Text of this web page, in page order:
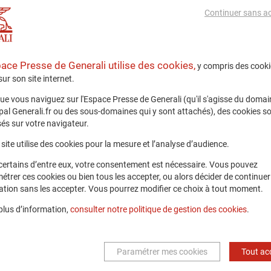
2026
group
de la Data et de l’IA 2026 : découvrez le
2026
langue à l’autre : le parcours d’Afraa
Presse de Generali utilise des cookies,y compris des
son site internet.
vous naviguez sur l'Espace Presse de Generali (qu'il s'agisse du
Generali.fr ou des sous-domaines qui y sont attachés), des cookies
sur votre navigateur.
utilise des cookies pour la mesure et l’analyse d’audience.
d’entre eux, votre consentement est nécessaire. Vous pouvez
ces cookies ou bien tous les accepter, ou alors décider de
sans les accepter. Vous pourrez modifier ce choix à tout moment.
d’information, consulter notre politique de gestion des cookies.
Tout
Continuer sans
Paramétrer mes cookies